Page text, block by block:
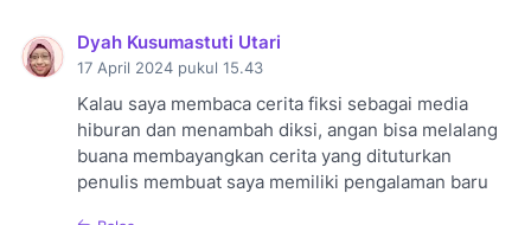
Dyah Kusumastuti Utari
17 April 2024 pukul 15.43
Kalau saya membaca cerita fiksi sebagai media
hiburan dan menambah diksi, angan bisa melalang
buana membayangkan cerita yang dituturkan
penulis membuat saya memiliki pengalaman baru